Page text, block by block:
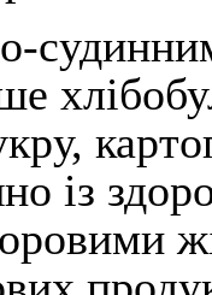
із